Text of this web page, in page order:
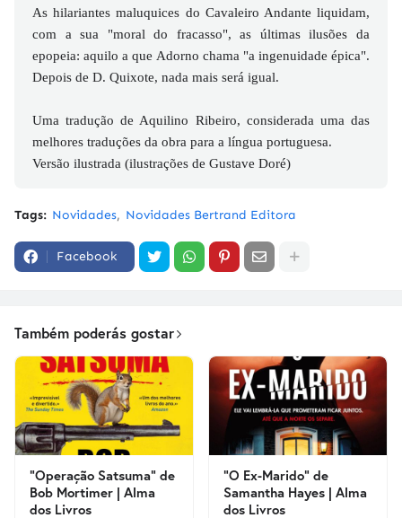
As hilariantes maluquices do Cavaleiro Andante liquidam,
com a sua "moral do fracasso", as últimas ilusões da
epopeia: aquilo a que Adorno chama "a ingenuidade épica".
Depois de D. Quixote, nada mais será igual.
Uma tradução de Aquilino Ribeiro, considerada uma das
melhores traduções da obra para a língua portuguesa.
Versão ilustrada (ilustrações de Gustave Doré)
Tags: Novidades Novidades Bertrand Editora
Facebook
Também poderás gostar
"Operação Satsuma" de
Bob Mortimer | Alma
dos Livros
"O Ex-Marido" de
Samantha Hayes | Alma
dos Livros